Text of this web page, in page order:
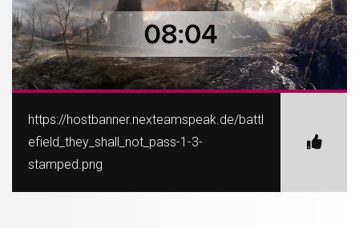
https://hostbanner.nexteamspeak.de/battl
efield_they_shall_not_pass-1-3-
stamped.png